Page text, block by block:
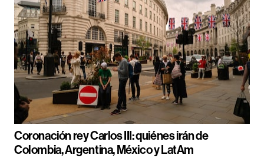
Coronación rey Carlos III: quiénes irán de
Colombia, Argentina, México y LatAm